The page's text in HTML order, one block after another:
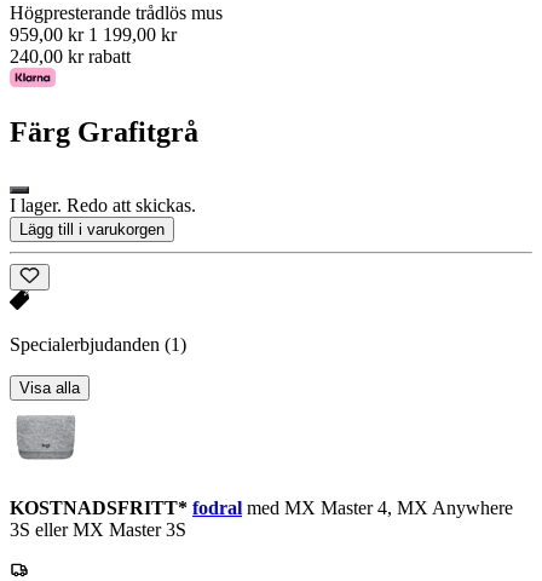
Högpresterande trådlös mus
959,00 kr 1 199,00 kr
240,00 kr rabatt
Färg Grafitgrå
I lager. Redo att skickas.
Lägg till i varukorgen
Specialerbjudanden (1)
Visa alla
KOSTNADSFRITT* fodral med MX Master 4, MX Anywhere
3S eller MX Master 3S